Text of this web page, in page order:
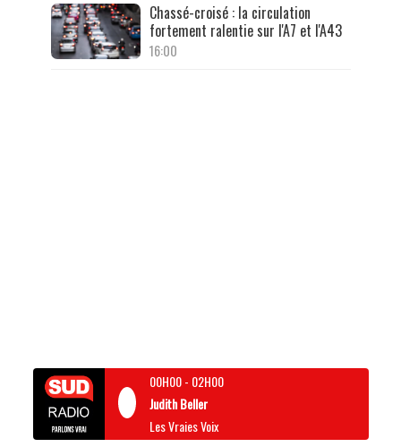
Chassé-croisé : la circulation
fortement ralentie sur l'A7 et l'A43
16:00
00H00- 02H00
Judith Beller
Les Vraies Voix